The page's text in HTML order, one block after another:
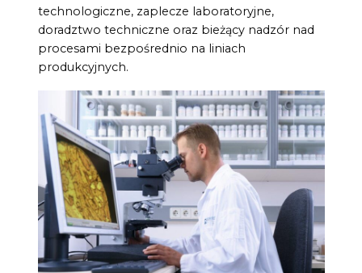
technologiczne, zaplecze laboratoryjne,
doradztwo techniczne oraz bieżący nadzór nad
procesami bezpośrednio na liniach
produkcyjnych.